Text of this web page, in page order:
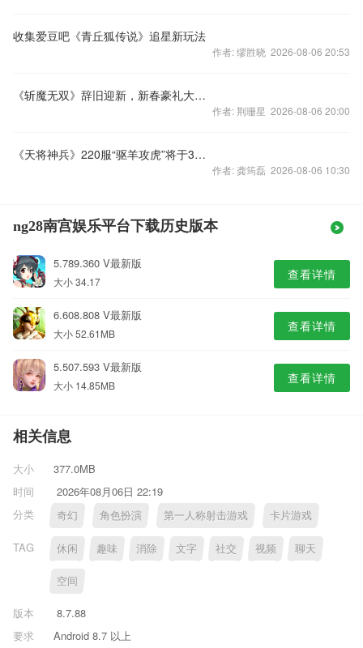
收集爱豆吧《青丘狐传说》追星新玩法
作者: 缪胜晓 2026-08-06 20:53
《斩魔无双》辞旧迎新，新春豪礼大回馈
作者: 荆珊星 2026-08-06 20:00
《天将神兵》220服“驱羊攻虎”将于3月4日11:00火爆开
作者: 龚筠磊 2026-08-06 10:30
ng28南宫娱乐平台下载历史版本
5.789.360 V最新版
大小 34.17 查看详情
6.608.808 V最新版
大小 52.61MB 查看详情
5.507.593 V最新版
大小 14.85MB 查看详情
相关信息
大小
377.0MB
时间
2026年08月06日 22:19
分类
奇幻 角色扮演 第一人称射击游戏 卡片游戏
TAG 休闲 趣味 消除 文字 社交 视频 聊天
空间
版本
8.7.88
要求
Android 8.7 以上